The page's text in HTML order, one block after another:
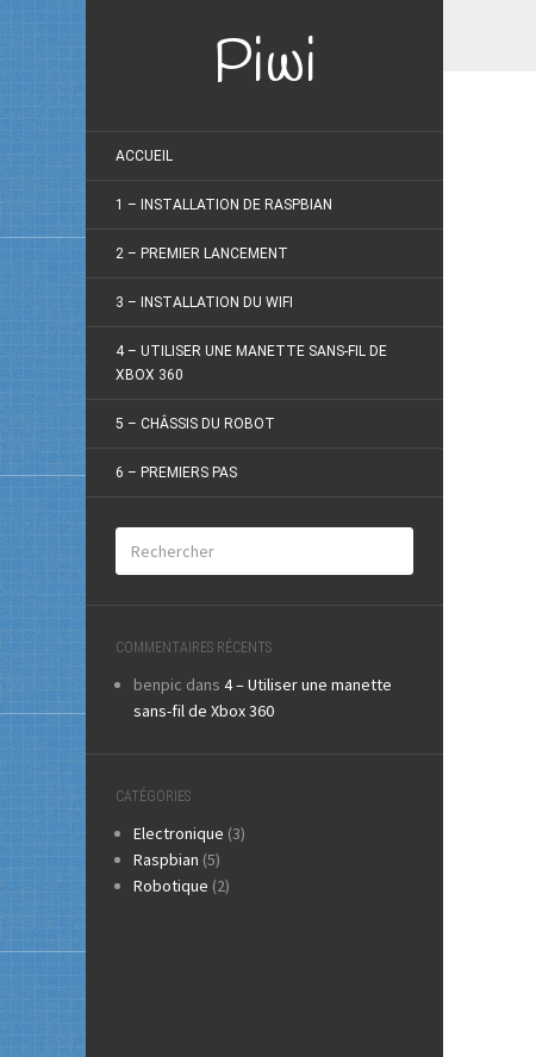
Piwi
ACCUEIL
1 – INSTALLATION DE RASPBIAN
2 – PREMIER LANCEMENT
3 – INSTALLATION DU WIFI
4 – UTILISER UNE MANETTE SANS-FIL DE
XBOX 360
5 – CHÂSSIS DU ROBOT
6 – PREMIERS PAS
COMMENTAIRES RÉCENTS
benpic dans 4 – Utiliser une manette
sans-fil de Xbox 360
CATÉGORIES
Electronique (3)
Raspbian (5)
Robotique (2)